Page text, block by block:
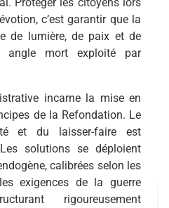
c’est garantir que la
de lumière, de paix et de
mort exploité par
incarne la mise en
de la Refondation. Le
et du laisser-faire est
solutions se déploient
calibrées selon les
exigences de la guerre
rigoureusement